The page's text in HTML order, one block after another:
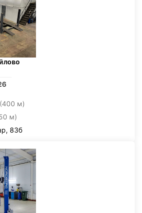
(400 м)
м)
83б